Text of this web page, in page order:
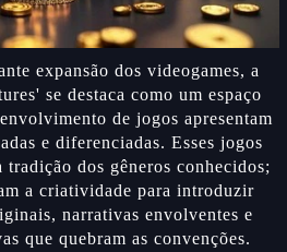
expansão dos videogames, a
se destaca como um espaço
de jogos apresentam
e diferenciadas. Esses jogos
tradição dos gêneros conhecidos;
a criatividade para introduzir
narrativas envolventes e
que quebram as convenções.